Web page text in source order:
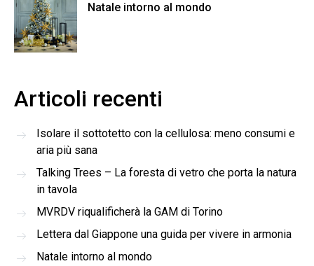
Natale intorno al mondo
Articoli recenti
Isolare il sottotetto con la cellulosa: meno consumi e
aria più sana
Talking Trees – La foresta di vetro che porta la natura
in tavola
MVRDV riqualificherà la GAM di Torino
Lettera dal Giappone una guida per vivere in armonia
Natale intorno al mondo